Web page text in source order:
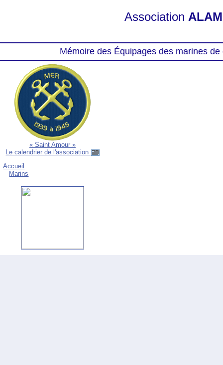
Association
Mémoire des Équipages des marines
« Saint Amour »
Le calendrier de l'association
Accueil
Marins